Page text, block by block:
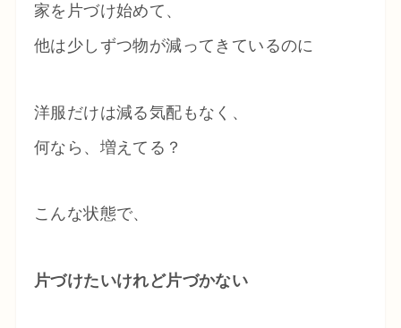
家を片づけ始めて、
他は少しずつ物が減ってきているのに
洋服だけは減る気配もなく、
何なら、増えてる？
こんな状態で、
片づけたいけれど片づかない